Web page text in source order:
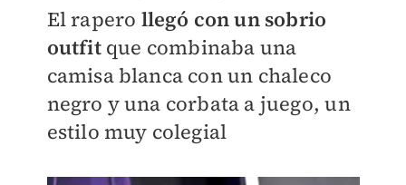
El rapero llegó con un sobrio
outfit que combinaba una
camisa blanca con un chaleco
negro y una corbata a juego, un
estilo muy colegial